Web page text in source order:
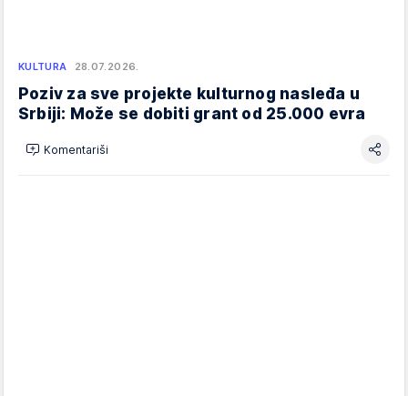
KULTURA 28.07.2026.
Poziv za sve projekte kulturnog nasleđa u
Srbiji: Može se dobiti grant od 25.000 evra
Komentariši